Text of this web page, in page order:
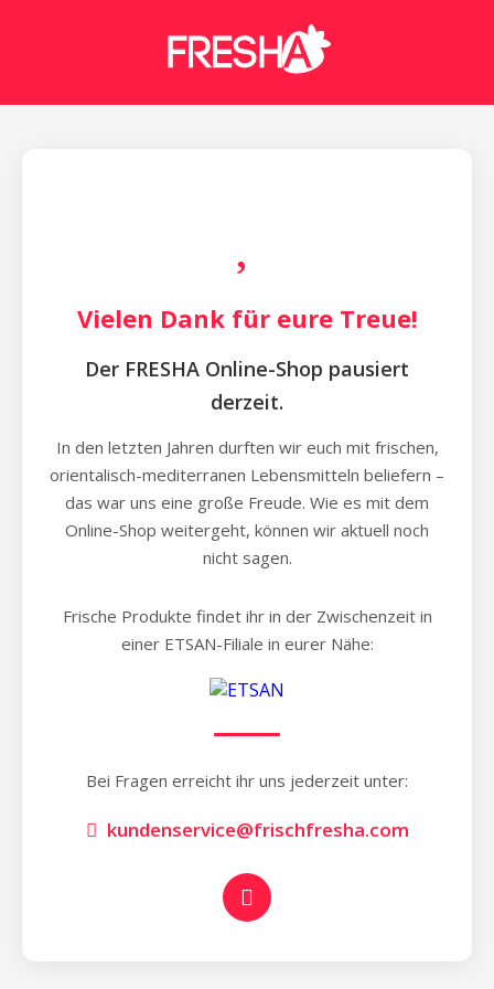
Vielen Dank für eure Treue!
Der FRESHA Online-Shop pausiert
derzeit.
In den letzten Jahren durften wir euch mit frischen,
orientalisch-mediterranen Lebensmitteln beliefern –
das war uns eine große Freude. Wie es mit dem
Online-Shop weitergeht, können wir aktuell noch
nicht sagen.
Frische Produkte findet ihr in der Zwischenzeit in
einer ETSAN-Filiale in eurer Nähe:
Bei Fragen erreicht ihr uns jederzeit unter:
kundenservice@frischfresha.com